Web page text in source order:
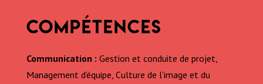
COMPÉTENCES
Communication : Gestion et conduite de projet,
Management d’équipe, Culture de l’image et du